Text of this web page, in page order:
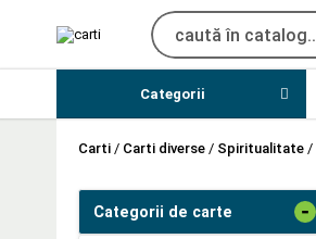
Categorii
Carti / Carti diverse / Spiritualitate /
Categorii de carte -